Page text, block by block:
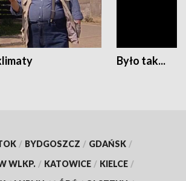
Było tak...
/ BYDGOSZCZ / GDAŃSK /
WLKP. / KATOWICE / KIELCE /